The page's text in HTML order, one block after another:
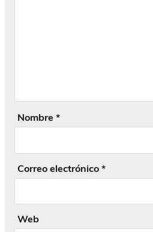
Nombre *
Correo electrónico *
Web